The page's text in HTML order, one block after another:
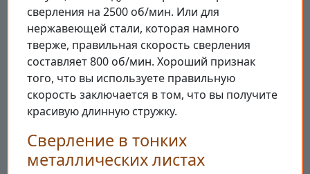
сверления на 2500 об/мин. Или для
нержавеющей стали, которая намного
тверже, правильная скорость сверления
составляет 800 об/мин. Хороший признак
того, что вы используете правильную
скорость заключается в том, что вы получите
красивую длинную стружку.
Сверление в тонких
металлических листах